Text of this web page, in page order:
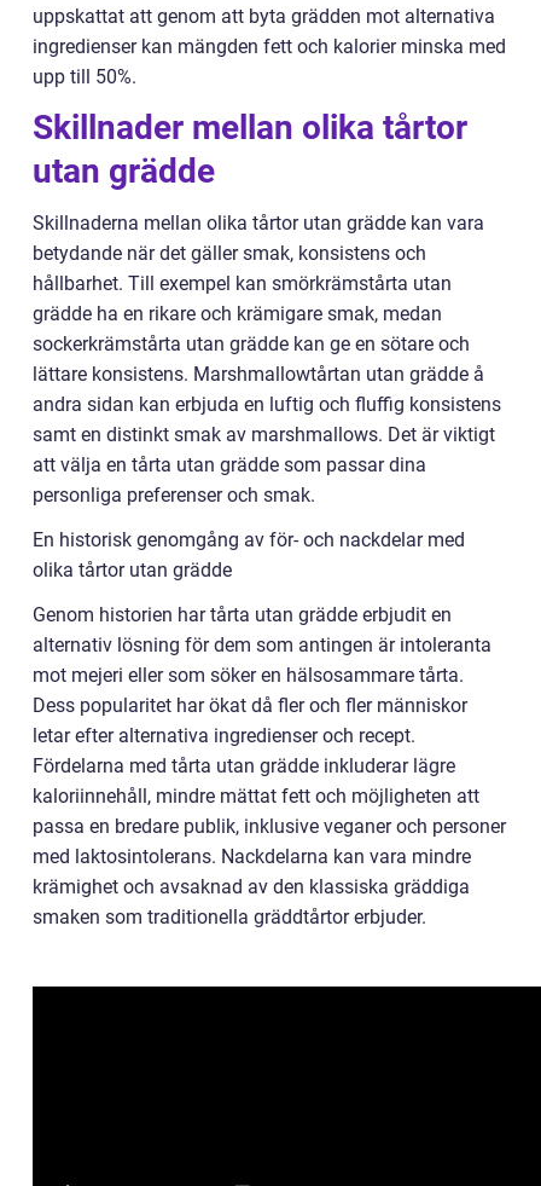
uppskattat att genom att byta grädden mot alternativa
ingredienser kan mängden fett och kalorier minska med
upp till 50%.
Skillnader mellan olika tårtor
utan grädde
Skillnaderna mellan olika tårtor utan grädde kan vara
betydande när det gäller smak, konsistens och
hållbarhet. Till exempel kan smörkrämstårta utan
grädde ha en rikare och krämigare smak, medan
sockerkrämstårta utan grädde kan ge en sötare och
lättare konsistens. Marshmallowtårtan utan grädde å
andra sidan kan erbjuda en luftig och fluffig konsistens
samt en distinkt smak av marshmallows. Det är viktigt
att välja en tårta utan grädde som passar dina
personliga preferenser och smak.
En historisk genomgång av för- och nackdelar med
olika tårtor utan grädde
Genom historien har tårta utan grädde erbjudit en
alternativ lösning för dem som antingen är intoleranta
mot mejeri eller som söker en hälsosammare tårta.
Dess popularitet har ökat då fler och fler människor
letar efter alternativa ingredienser och recept.
Fördelarna med tårta utan grädde inkluderar lägre
kaloriinnehåll, mindre mättat fett och möjligheten att
passa en bredare publik, inklusive veganer och personer
med laktosintolerans. Nackdelarna kan vara mindre
krämighet och avsaknad av den klassiska gräddiga
smaken som traditionella gräddtårtor erbjuder.